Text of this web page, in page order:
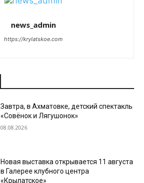
news_admin
https://krylatskoe.com
Завтра, в Ахматовке, детский спектакль
«Совёнок и Лягушонок»
08.08.2026
Новая выставка открывается 11 августа
в Галерее клубного центра
«Крылатское»